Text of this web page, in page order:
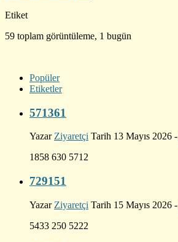
Etiket
59 toplam görüntüleme, 1 bugün
Popüler
Etiketler
571361
Yazar Ziyaretçi Tarih 13 Mayıs 2026 -
1858 630 5712
729151
Yazar Ziyaretçi Tarih 15 Mayıs 2026 -
5433 250 5222